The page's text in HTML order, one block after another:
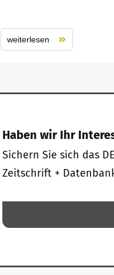
weiterlesen
Haben wir Ihr
Sichern Sie sich das
Zeitschrift +